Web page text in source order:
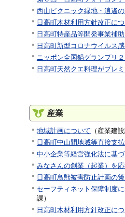
西山ピクニック緑地・逍遙
日高町木材利用方針改正に
日高町特産品等開発事業補
日高町新型コロナウイルス
ニッポン全国鍋グランプリ
日高町天然クエ料理がプレ
産業
地域計画について （産業建
日高町中山間地域等直接支
中小企業等経営強化法に基
みなさんの創業（起業）を
日高町鳥獣被害防止計画の
セーフティネット保障制度
課）
日高町木材利用方針改正に